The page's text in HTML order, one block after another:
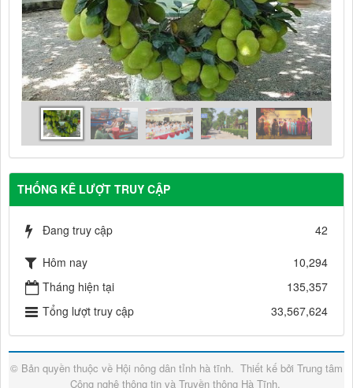
THỐNG KÊ LƯỢT TRUY CẬP
Đang truy cập 42
Hôm nay
10,294
Tháng hiện tại
135,357
Tổng lượt truy cập
33,567,624
© Bản quyền thuộc về Hội nông dân tỉnh hà tĩnh. Thiết kế bởi Trung tâm
Công nghệ thông tin và Truyền thông Hà Tĩnh.